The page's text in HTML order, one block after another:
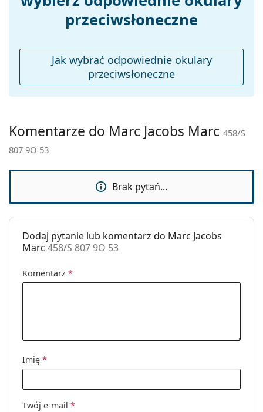
czyszczenia:
Tak
Inne
Kategoria:
Okulary przeciwsłoneczne
Marka:
Zastosowanie:
Moda
458/S 807 9O 53
przeciwsłoneczne
Jak wybrać odpowiednie okulary
przeciwsłoneczne
Komentarze do Marc Jacobs Marc 458/S
807 9O 53
Brak pytań...
Dodaj pytanie lub komentarz do Marc Jacobs
Marc 458/S 807 9O 53
Komentarz *
Imię *
Twój e-mail *